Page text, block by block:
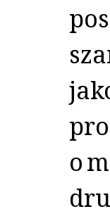
o